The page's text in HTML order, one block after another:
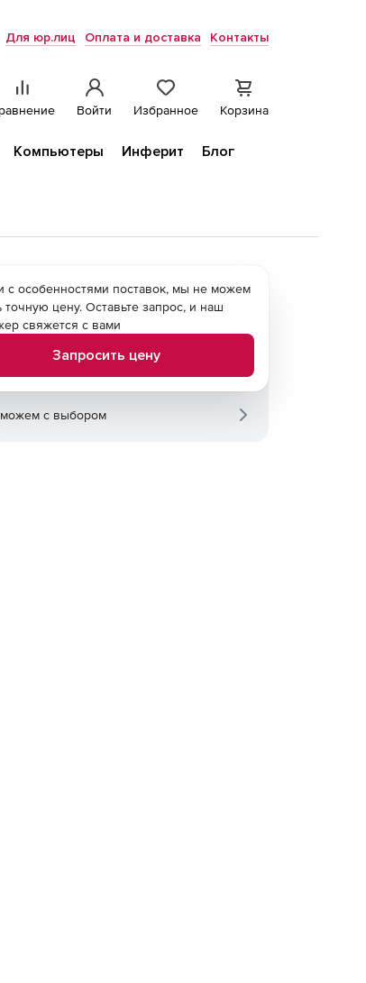
Для юр.лиц Оплата и доставка Контакты
Войти Избранное Корзина
Компьютеры Инферит
Блог
с особенностями поставок, мы не можем
точную цену. Оставьте запрос, и наш
свяжется с вами
Запросить цену
с выбором